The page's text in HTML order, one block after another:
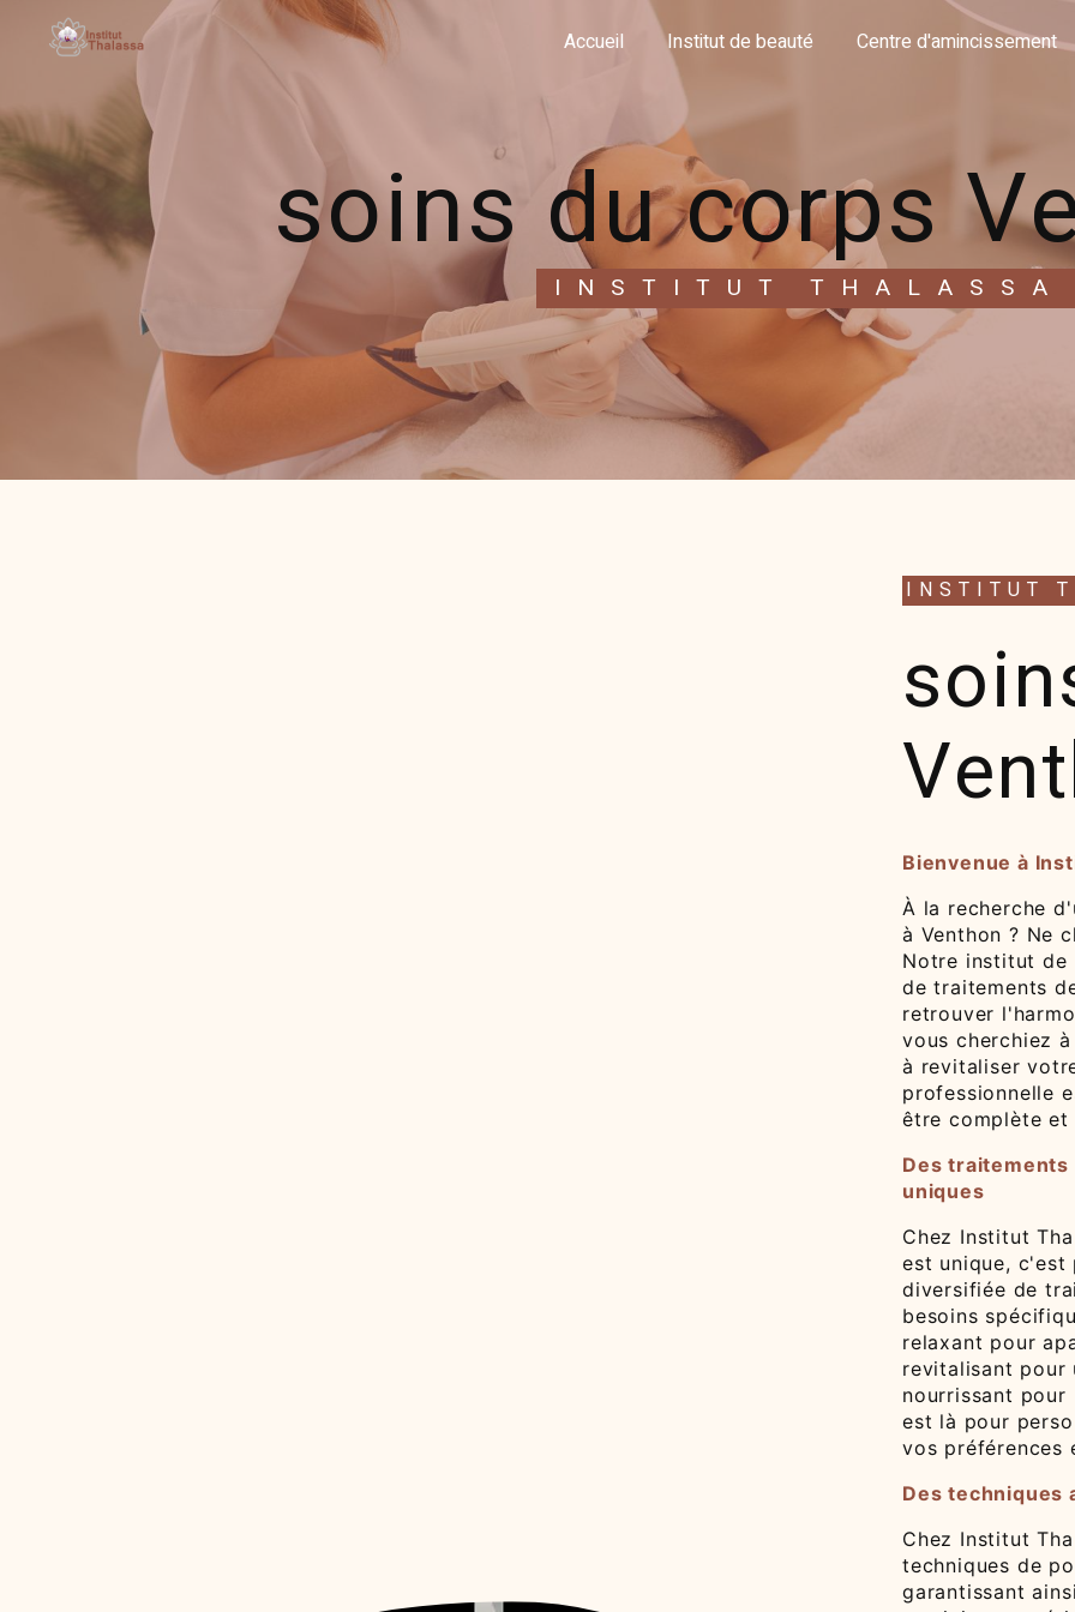
Accueil Institut de beauté Centre d'amincissement
soins du corps
INSTITUT THALASSA
INSTITUT
Bienvenue à
À la recherche
à Venthon ? Ne
Notre institut de
de traitements
retrouver
vous cherchiez
à revitaliser
professionnelle
être complète et
Des
uniques
Chez Institut
est unique, c'est
diversifiée de
besoins
relaxant pour
revitalisant pour
nourrissant
est là pour
vos préférences
Des techniques
Chez Institut
techniques de
garantissant
Panneau de gestion des cookies